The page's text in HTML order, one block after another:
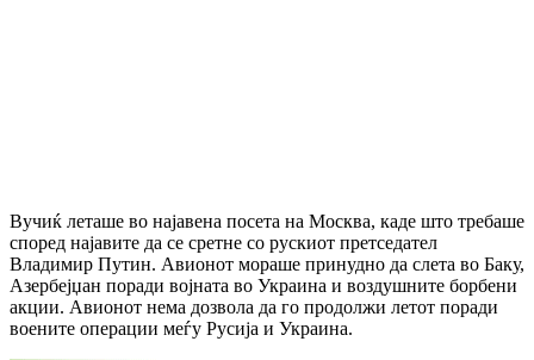
Вучиќ леташе во најавена посета на Москва, каде што требаше
според најавите да се сретне со рускиот претседател
Владимир Путин. Авионот мораше принудно да слета во Баку,
Азербејџан поради војната во Украина и воздушните борбени
акции. Авионот нема дозвола да го продолжи летот поради
воените операции меѓу Русија и Украина.